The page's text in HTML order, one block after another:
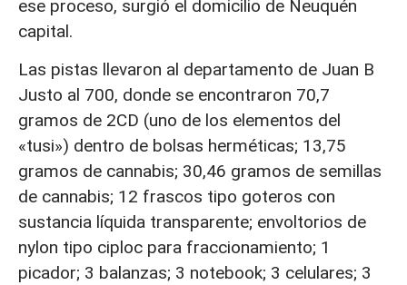
ese proceso, surgió el domicilio de Neuquén
capital.
Las pistas llevaron al departamento de Juan B
Justo al 700, donde se encontraron 70,7
gramos de 2CD (uno de los elementos del
«tusi») dentro de bolsas herméticas; 13,75
gramos de cannabis; 30,46 gramos de semillas
de cannabis; 12 frascos tipo goteros con
sustancia líquida transparente; envoltorios de
nylon tipo ciploc para fraccionamiento; 1
picador; 3 balanzas; 3 notebook; 3 celulares; 3